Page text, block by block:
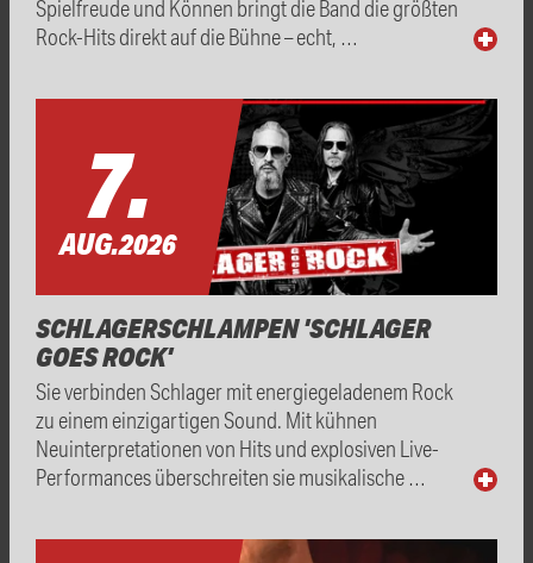
Spielfreude und Können bringt die Band die größten
Rock-Hits direkt auf die Bühne – echt, …
7.
AUG.2026
SCHLAGERSCHLAMPEN 'SCHLAGER
GOES ROCK'
Sie verbinden Schlager mit energiegeladenem Rock
zu einem einzigartigen Sound. Mit kühnen
Neuinterpretationen von Hits und explosiven Live-
Performances überschreiten sie musikalische …